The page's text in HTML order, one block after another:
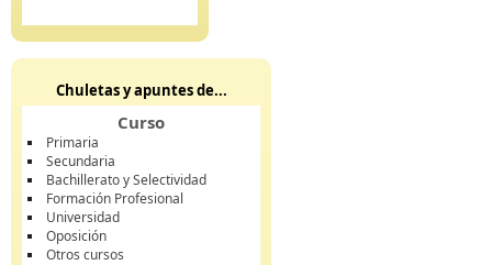
Chuletas y apuntes de...
Curso
Primaria
Secundaria
Bachillerato y Selectividad
Formación Profesional
Universidad
Oposición
Otros cursos